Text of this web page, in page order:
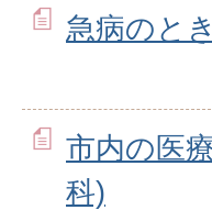
急病のとき
市内の医
科)